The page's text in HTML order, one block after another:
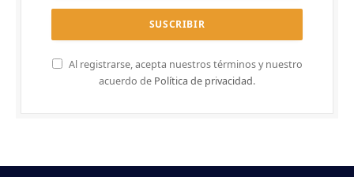
Al registrarse, acepta nuestros términos y nuestro
acuerdo de Política de privacidad.